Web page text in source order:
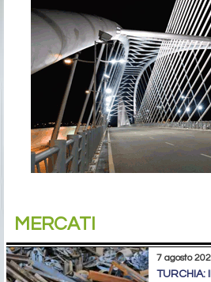
MERCATI
7 agosto
TURCHIA: